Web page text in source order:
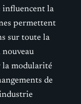
influencent la
permettent
sur toute la
la modularité
de